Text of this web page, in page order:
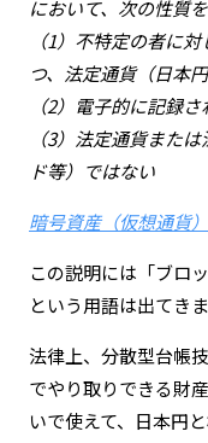
において、次の性質
（1）不特定の者に
つ、法定通貨（日本
（2）電子的に記録
（3）法定通貨また
ド等）ではない
暗号資産（仮想通貨
この説明には「ブロ
という用語は出てきま
法律上、分散型台帳
でやり取りできる財
いで使えて、日本円